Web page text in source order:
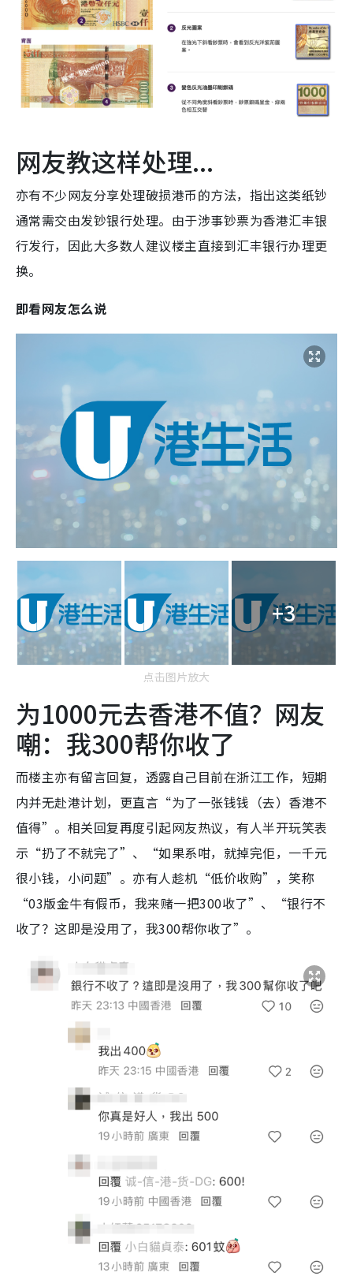
网友教这样处理...
亦有不少网友分享处理破损港币的方法，指出这类纸钞
通常需交由发钞银行处理。由于涉事钞票为香港汇丰银
行发行，因此大多数人建议楼主直接到汇丰银行办理更
换。
即看网友怎么说
+3
点击图片放大
为1000元去香港不值？网友
嘲：我300帮你收了
而楼主亦有留言回复，透露自己目前在浙江工作，短期
内并无赴港计划，更直言“为了一张钱钱（去）香港不
值得”。相关回复再度引起网友热议，有人半开玩笑表
示“扔了不就完了”、“如果系咁，就掉完佢，一千元
很小钱，小问题”。亦有人趁机“低价收购”，笑称
“03版金牛有假币，我来赌一把300收了”、“银行不
收了？这即是没用了，我300帮你收了”。